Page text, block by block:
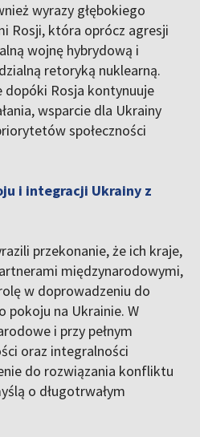
wyrazy głębokiego
Rosji, która oprócz agresji
wojnę hybrydową i
retoryką nuklearną.
Rosja kontynuuje
wsparcie dla Ukrainy
społeczności
i integracji Ukrainy z
przekonanie, że ich kraje,
międzynarodowymi,
w doprowadzeniu do
pokoju na Ukrainie. W
i przy pełnym
oraz integralności
do rozwiązania konfliktu
o długotrwałym